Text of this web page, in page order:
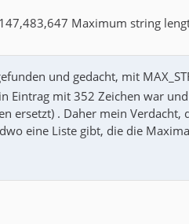
Maximum string
und gedacht, mit
Eintrag mit 352 Zeichen war und
ersetzt) . Daher mein Verdacht,
eine Liste gibt, die die